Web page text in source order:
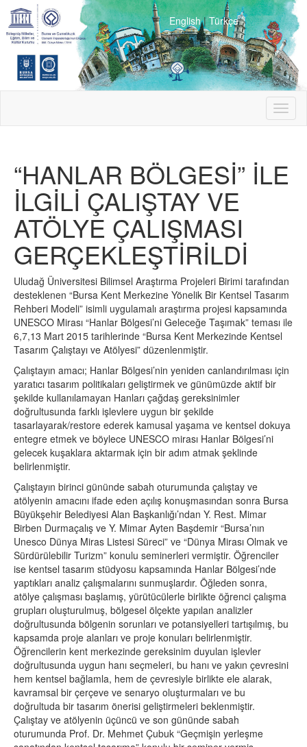
English|Türkçe
“HANLAR BÖLGESİ” İLE
İLGİLİ ÇALIŞTAY VE
ATÖLYE ÇALIŞMASI
GERÇEKLEŞTİRİLDİ
Uludağ Üniversitesi Bilimsel Araştırma Projeleri Birimi tarafından
desteklenen “Bursa Kent Merkezine Yönelik Bir Kentsel Tasarım
Rehberi Modeli” isimli uygulamalı araştırma projesi kapsamında
UNESCO Mirası “Hanlar Bölgesi’ni Geleceğe Taşımak” teması ile
6,7,13 Mart 2015 tarihlerinde “Bursa Kent Merkezinde Kentsel
Tasarım Çalıştayı ve Atölyesi” düzenlenmiştir.
Çalıştayın amacı; Hanlar Bölgesi’nin yeniden canlandırılması için
yaratıcı tasarım politikaları geliştirmek ve günümüzde aktif bir
şekilde kullanılamayan Hanları çağdaş gereksinimler
doğrultusunda farklı işlevlere uygun bir şekilde
tasarlayarak/restore ederek kamusal yaşama ve kentsel dokuya
entegre etmek ve böylece UNESCO mirası Hanlar Bölgesi’ni
gelecek kuşaklara aktarmak için bir adım atmak şeklinde
belirlenmiştir.
Çalıştayın birinci gününde sabah oturumunda çalıştay ve
atölyenin amacını ifade eden açılış konuşmasından sonra Bursa
Büyükşehir Belediyesi Alan Başkanlığı’ndan Y. Rest. Mimar
Birben Durmaçalış ve Y. Mimar Ayten Başdemir “Bursa’nın
Unesco Dünya Miras Listesi Süreci” ve “Dünya Mirası Olmak ve
Sürdürülebilir Turizm” konulu seminerleri vermiştir. Öğrenciler
ise kentsel tasarım stüdyosu kapsamında Hanlar Bölgesi’nde
yaptıkları analiz çalışmalarını sunmuşlardır. Öğleden sonra,
atölye çalışması başlamış, yürütücülerle birlikte öğrenci çalışma
grupları oluşturulmuş, bölgesel ölçekte yapılan analizler
doğrultusunda bölgenin sorunları ve potansiyelleri tartışılmış, bu
kapsamda proje alanları ve proje konuları belirlenmiştir.
Öğrencilerin kent merkezinde gereksinim duyulan işlevler
doğrultusunda uygun hanı seçmeleri, bu hanı ve yakın çevresini
hem kentsel bağlamla, hem de çevresiyle birlikte ele alarak,
kavramsal bir çerçeve ve senaryo oluşturmaları ve bu
doğrultuda bir tasarım önerisi geliştirmeleri beklenmiştir.
Çalıştay ve atölyenin üçüncü ve son gününde sabah
oturumunda Prof. Dr. Mehmet Çubuk “Geçmişin yerleşme